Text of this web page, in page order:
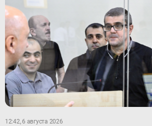
12:42, 6 августа 2026